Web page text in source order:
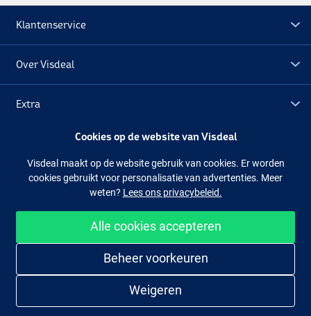
Blue Shad
Klantenservice
Over Visdeal
Extra
Facebook Instagram
Makkelijk en veilig shoppen
Cookies op de website van Visdeal
Visdeal maakt op de website gebruik van cookies. Er worden
cookies gebruikt voor personalisatie van advertenties. Meer
weten? Lees ons privacybeleid.
Alle cookies accepteren
Beheer voorkeuren
Weigeren